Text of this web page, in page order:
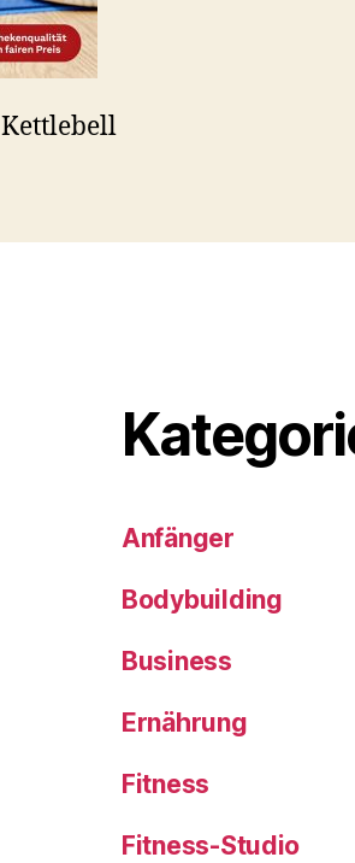
Anfänger
Bodybuilding
Business
Ernährung
Fitness
Fitness-Studio